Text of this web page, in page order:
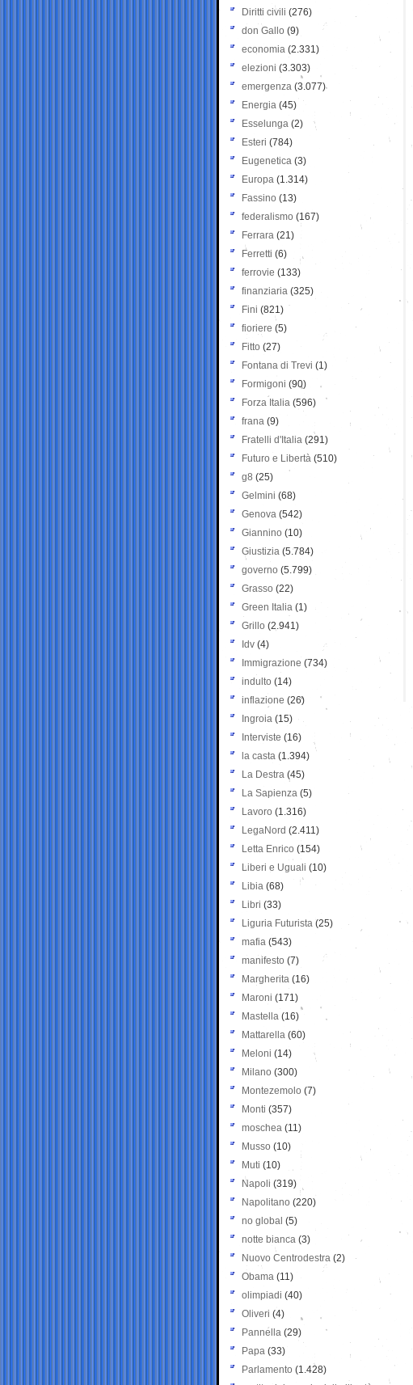
Diritti civili (276)
don Gallo (9)
economia (2.331)
elezioni (3.303)
emergenza (3.077)
Energia (45)
Esselunga (2)
Esteri (784)
Eugenetica (3)
Europa (1.314)
Fassino (13)
federalismo (167)
Ferrara (21)
Ferretti (6)
ferrovie (133)
finanziaria (325)
Fini (821)
fioriere (5)
Fitto (27)
Fontana di Trevi (1)
Formigoni (90)
Forza Italia (596)
frana (9)
Fratelli d'Italia (291)
Futuro e Libertà (510)
g8 (25)
Gelmini (68)
Genova (542)
Giannino (10)
Giustizia (5.784)
governo (5.799)
Grasso (22)
Green Italia (1)
Grillo (2.941)
Idv (4)
Immigrazione (734)
indulto (14)
inflazione (26)
Ingroia (15)
Interviste (16)
la casta (1.394)
La Destra (45)
La Sapienza (5)
Lavoro (1.316)
LegaNord (2.411)
Letta Enrico (154)
Liberi e Uguali (10)
Libia (68)
Libri (33)
Liguria Futurista (25)
mafia (543)
manifesto (7)
Margherita (16)
Maroni (171)
Mastella (16)
Mattarella (60)
Meloni (14)
Milano (300)
Montezemolo (7)
Monti (357)
moschea (11)
Musso (10)
Muti (10)
Napoli (319)
Napolitano (220)
no global (5)
notte bianca (3)
Nuovo Centrodestra (2)
Obama (11)
olimpiadi (40)
Oliveri (4)
Pannella (29)
Papa (33)
Parlamento (1.428)